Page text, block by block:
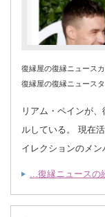
復縁屋の復縁ニュース
復縁屋の復縁ニュース
リアム・ペインが
ルしている。 現在
イレクションのメ
...復縁ニュース